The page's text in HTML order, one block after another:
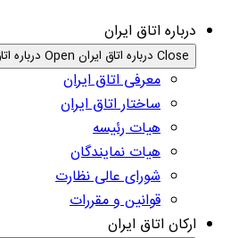
درباره اتاق ایران
Close درباره اتاق ایران Open درباره اتاق ایران
معرفی اتاق ایران
ساختار اتاق ایران
هیات رئیسه
هیات نمایندگان
شورای عالی نظارت
قوانین و مقررات
ارکان اتاق ایران